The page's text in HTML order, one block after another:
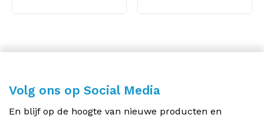
Volg ons op Social Media
En blijf op de hoogte van nieuwe producten en